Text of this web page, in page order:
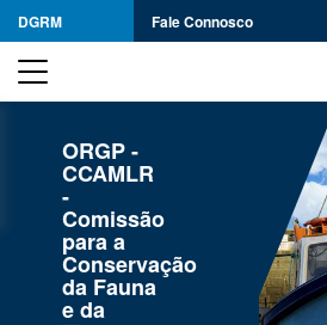
DGRM Fale Connosco
ORGP -
CCAMLR
-
Comissão
para a
Conservação
da Fauna
e da